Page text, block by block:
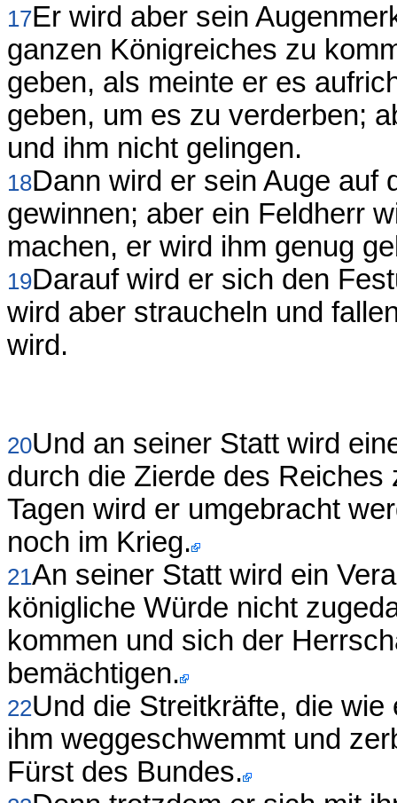
17Er wird aber sein
ganzen Königreiches zu
geben, als meinte er es
geben, um es zu verderben;
und ihm nicht gelingen.
18Dann wird er sein Auge auf
gewinnen; aber ein Feldherr
machen, er wird ihm genug
19Darauf wird er sich den
wird aber straucheln und
wird.
20Und an seiner Statt wird
durch die Zierde des
Tagen wird er umgebracht
noch im Krieg.
21An seiner Statt wird ein
königliche Würde nicht
kommen und sich der
bemächtigen.
22Und die Streitkräfte, die
ihm weggeschwemmt und
Fürst des Bundes.